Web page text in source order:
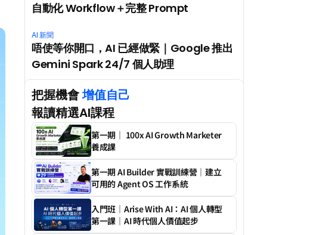
自動化 Workflow＋完整 Prompt
AI 新聞
唔使等你開口，AI 已經做緊｜Google 推出
Gemini Spark 24/7 個人助理
把握機會 增值自己
報讀精選AI課程
第一期｜ 100x AI Growth Marketer
養成課
第一期 AI Builder 實戰訓練營｜建立
可用的 Agent OS 工作系統
入門班｜Arise With AI：AI 個人轉型
第一課｜AI 時代個人價值起步